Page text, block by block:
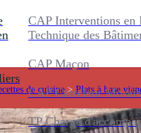
CAP Interventions en
Technique des
CAP Maçon
CAP Carreleur
TP Chargé
de cuisine > Plats à base